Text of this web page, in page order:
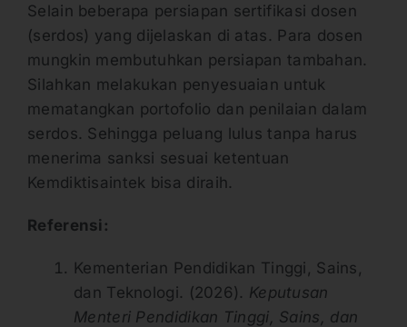
Selain beberapa persiapan sertifikasi dosen
(serdos) yang dijelaskan di atas. Para dosen
mungkin membutuhkan persiapan tambahan.
Silahkan melakukan penyesuaian untuk
mematangkan portofolio dan penilaian dalam
serdos. Sehingga peluang lulus tanpa harus
menerima sanksi sesuai ketentuan
Kemdiktisaintek bisa diraih.
Referensi:
Kementerian Pendidikan Tinggi, Sains,
dan Teknologi. (2026). Keputusan
Menteri Pendidikan Tinggi, Sains, dan